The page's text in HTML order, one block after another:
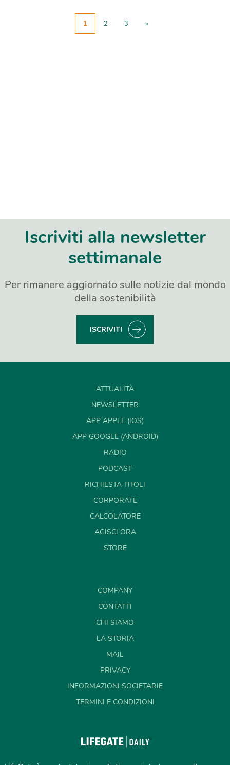
1 2 3 »
Iscriviti alla newsletter
settimanale
Per rimanere aggiornato sulle notizie dal mondo
della sostenibilità
ISCRIVITI
ATTUALITÀ
NEWSLETTER
APP APPLE (IOS)
APP GOOGLE (ANDROID)
RADIO
PODCAST
RICHIESTA TITOLI
CORPORATE
CALCOLATORE
AGISCI ORA
STORE
COMPANY
CONTATTI
CHI SIAMO
LA STORIA
MAIL
PRIVACY
INFORMAZIONI SOCIETARIE
TERMINI E CONDIZIONI